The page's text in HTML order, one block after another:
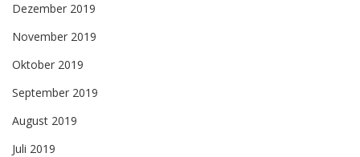
Dezember 2019
November 2019
Oktober 2019
September 2019
August 2019
Juli 2019